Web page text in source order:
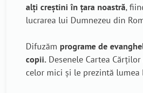
alți creștini în țara noastră,
lucrarea lui Dumnezeu din
Difuzăm programe de
copii. Desenele Cartea
celor mici și le prezintă lumea